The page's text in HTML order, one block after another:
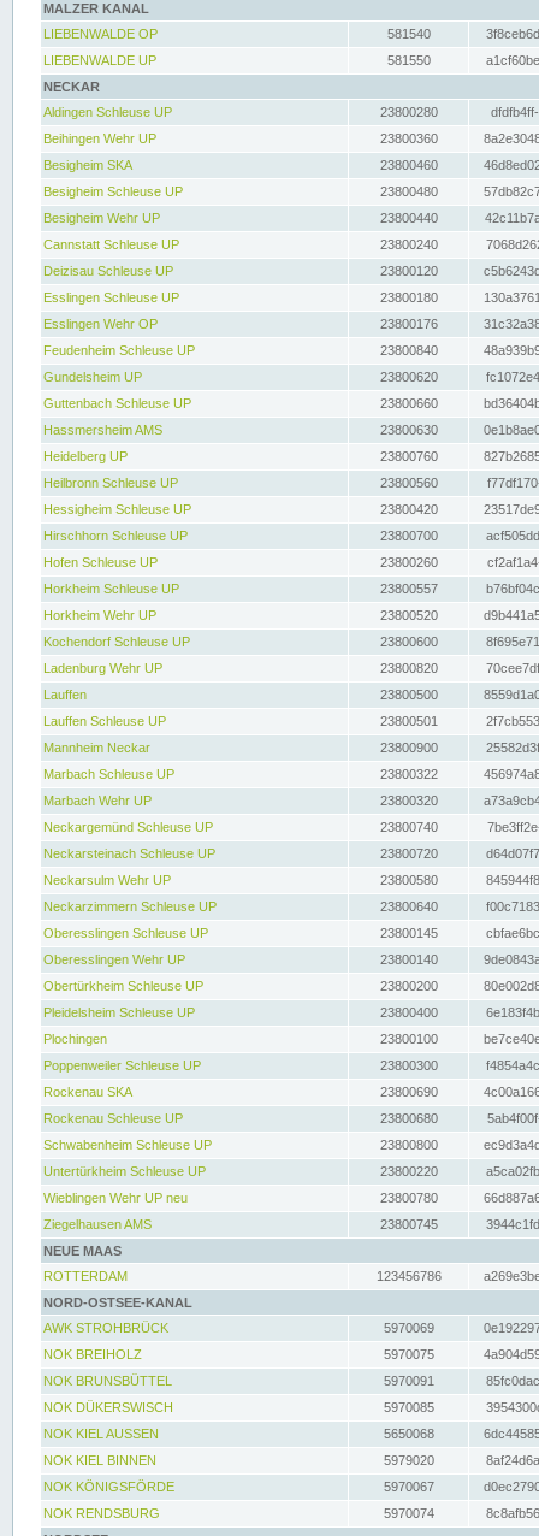
MALZER KANAL
LIEBENWALDE OP
581540
LIEBENWALDE UP
581550
NECKAR
Aldingen Schleuse UP
23800280
Beihingen Wehr UP
23800360
Besigheim SKA
23800460
Besigheim Schleuse UP
23800480
Besigheim Wehr UP
23800440
Cannstatt Schleuse UP
23800240
Deizisau Schleuse UP
23800120
Esslingen Schleuse UP
23800180
Esslingen Wehr OP
23800176
Feudenheim Schleuse UP
23800840
Gundelsheim UP
23800620
Guttenbach Schleuse UP
23800660
Hassmersheim AMS
23800630
Heidelberg UP
23800760
Heilbronn Schleuse UP
23800560
Hessigheim Schleuse UP
23800420
Hirschhorn Schleuse UP
23800700
Hofen Schleuse UP
23800260
Horkheim Schleuse UP
23800557
Horkheim Wehr UP
23800520
Kochendorf Schleuse UP
23800600
Ladenburg Wehr UP
23800820
Lauffen
23800500
Lauffen Schleuse UP
23800501
Mannheim Neckar
23800900
Marbach Schleuse UP
23800322
Marbach Wehr UP
23800320
Neckargemünd Schleuse UP
23800740
Neckarsteinach Schleuse UP
23800720
Neckarsulm Wehr UP
23800580
Neckarzimmern Schleuse UP
23800640
Oberesslingen Schleuse UP
23800145
Oberesslingen Wehr UP
23800140
Obertürkheim Schleuse UP
23800200
Pleidelsheim Schleuse UP
23800400
Plochingen
23800100
Poppenweiler Schleuse UP
23800300
Rockenau SKA
23800690
Rockenau Schleuse UP
23800680
Schwabenheim Schleuse UP
23800800
Untertürkheim Schleuse UP
23800220
Wieblingen Wehr UP neu
23800780
Ziegelhausen AMS
23800745
NEUE MAAS
ROTTERDAM
123456786
NORD-OSTSEE-KANAL
AWK STROHBRÜCK
5970069
NOK BREIHOLZ
5970075
NOK BRUNSBÜTTEL
5970091
NOK DÜKERSWISCH
5970085
NOK KIEL AUSSEN
5650068
NOK KIEL BINNEN
5979020
NOK KÖNIGSFÖRDE
5970067
NOK RENDSBURG
5970074